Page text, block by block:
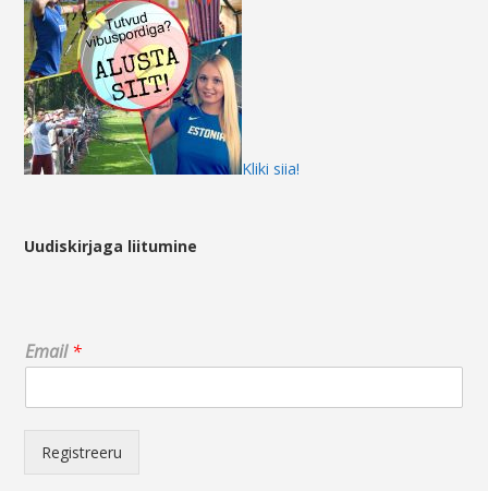
Kliki siia!
Uudiskirjaga liitumine
E
m
i
Email*
Registreeru